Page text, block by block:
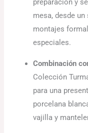
preparación y
mesa, desde
montajes
especiales.
Combinación
Colección
para una
porcelana
vajilla y